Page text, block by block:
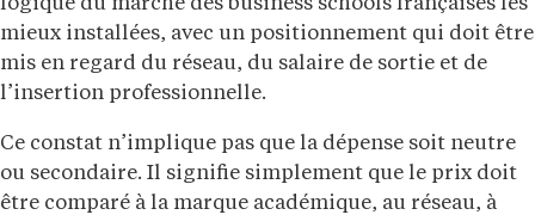
mieux installées, avec un positionnement qui doit être
mis en regard du réseau, du salaire de sortie et de
l’insertion professionnelle.
Ce constat n’implique pas que la dépense soit neutre
ou secondaire. Il signifie simplement que le prix doit
être comparé à la marque académique, au réseau, à